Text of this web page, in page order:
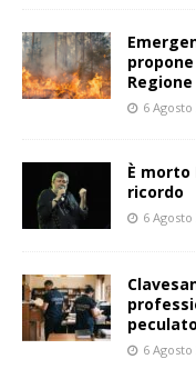
Regione
6 Agosto
È morto
ricordo
6 Agosto
6 Agosto